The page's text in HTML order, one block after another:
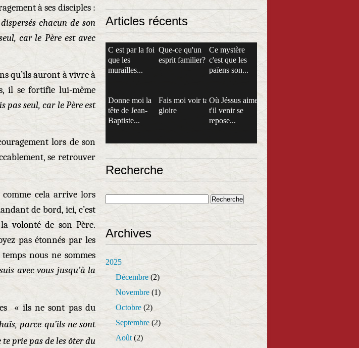
à ses disciples :
chacun de son
car le Père est avec
qu’ils auront à vivre à
il se fortifie lui-même
pas seul, car le Père est
lors de son
se retrouver
cela arrive lors
de bord, ici, c’est
volonté de son Père.
pas étonnés par les
nous ne sommes
avec vous jusqu’à la
« ils ne sont pas du
parce qu’ils ne sont
prie pas de les ôter du
Articles récents
C est par la foi
que les
murailles...
Que-ce qu'un
esprit familier?
Ce mystère
c'est que les
païens son...
Donne moi la
tête de Jean-
Baptiste...
Fais moi voir ta
gloire
Où Jéssus aime
t'il venir se
repose...
Recherche
Archives
2025
Décembre (2)
Novembre (1)
Octobre (2)
Septembre (2)
Août (2)